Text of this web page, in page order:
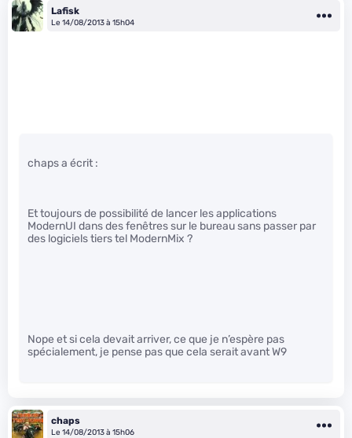
Lafisk
Le 14/08/2013 à 15h04
chaps a écrit :
Et toujours de possibilité de lancer les applications
ModernUI dans des fenêtres sur le bureau sans passer par
des logiciels tiers tel ModernMix ?
Nope et si cela devait arriver, ce que je n’espère pas
spécialement, je pense pas que cela serait avant W9
chaps
Le 14/08/2013 à 15h06